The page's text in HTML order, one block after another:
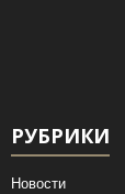
РУБРИКИ
Новости